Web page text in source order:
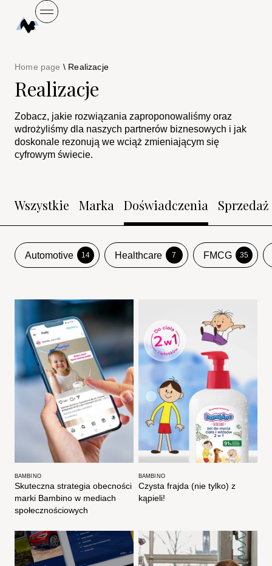
Home page \ Realizacje
Realizacje
Zobacz, jakie rozwiązania zaproponowaliśmy oraz
wdrożyliśmy dla naszych partnerów biznesowych i jak
doskonale rezonują we wciąż zmieniającym się
cyfrowym świecie.
Wszystkie Marka Doświadczenia Sprzedaż
Automotive 14 Healthcare 7 FMCG 35
BAMBINO
Skuteczna strategia obecności
marki Bambino w mediach
społecznościowych
BAMBINO
Czysta frajda (nie tylko) z
kąpieli!